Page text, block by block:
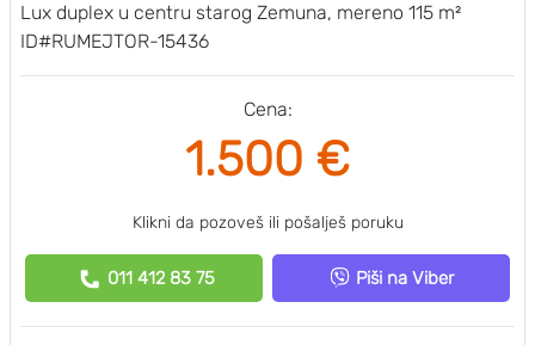
Lux duplex u centru starog Zemuna, mereno 115 m²
ID#RUMEJTOR-15436
Cena:
1.500 €
Klikni da pozoveš ili pošalješ poruku
011 412 83 75 Piši na Viber